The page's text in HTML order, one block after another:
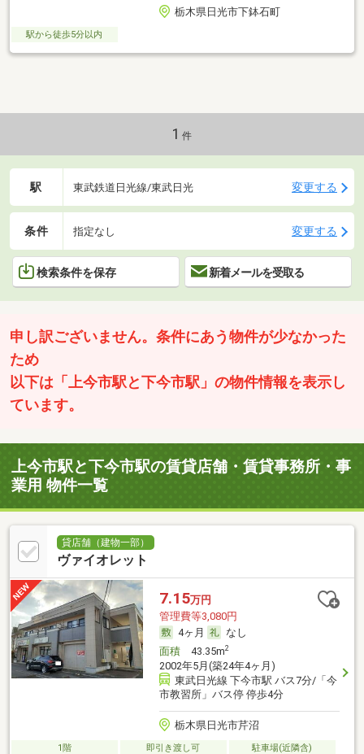
栃木県日光市下鉢石町
駅から徒歩5分以内
1 件
駅 東武鉄道日光線/東武日光 変更する
条件 指定なし 変更する
検索条件を保存 新着メールを受取る
申し訳ございません。条件にあう物件が少なかった
ため
以下は「上今市駅と下今市駅」の物件情報を表示し
ています。
上今市駅と下今市駅の賃貸店舗・賃貸事務所・事
業用 物件一覧
貸店舗（建物一部）
ヴァイオレット
7.15万円
管理費等3,080円
4ヶ月
なし
面積43.35m2
2002年5月(築24年4ヶ月)
東武日光線 下今市駅 バス7分/「今
市教習所」バス停 停歩4分
栃木県日光市芹沼
1階 即引き渡し可 駐車場(近隣含)